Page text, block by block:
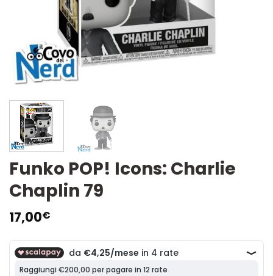
Funko POP! Icons: Charlie
Chaplin 79
17,00€